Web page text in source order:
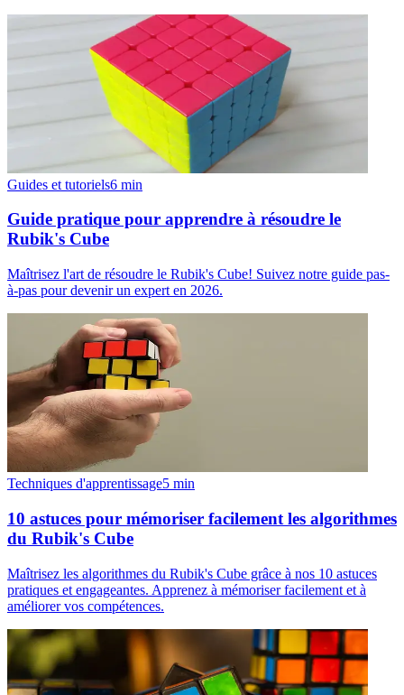
Guides et tutoriels6 min
Guide pratique pour apprendre à résoudre le
Rubik's Cube
Maîtrisez l'art de résoudre le Rubik's Cube! Suivez notre guide pas-
à-pas pour devenir un expert en 2026.
Techniques d'apprentissage5 min
10 astuces pour mémoriser facilement les algorithmes
du Rubik's Cube
Maîtrisez les algorithmes du Rubik's Cube grâce à nos 10 astuces
pratiques et engageantes. Apprenez à mémoriser facilement et à
améliorer vos compétences.